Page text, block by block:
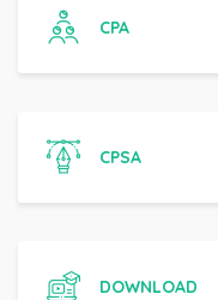
CPA
CPSA
DOWNLOAD